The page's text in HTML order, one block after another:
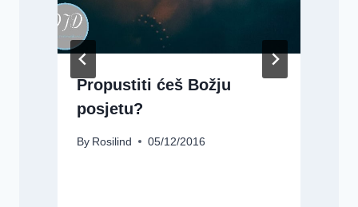
Propustiti ćeš Božju
posjetu?
By Rosilind 05/12/2016